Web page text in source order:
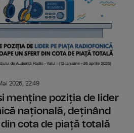
2026, 22:49
menține poziția de lider
națională, deținând
cota de piață totală